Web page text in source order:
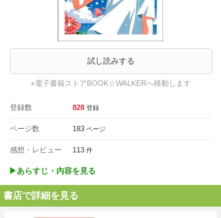
試し読みする
※電子書籍ストアBOOK☆WALKERへ移動します
登録数 828 登録
ページ数 183 ページ
感想・レビュー 113 件
▶︎あらすじ・内容を見る
書店で詳細を見る